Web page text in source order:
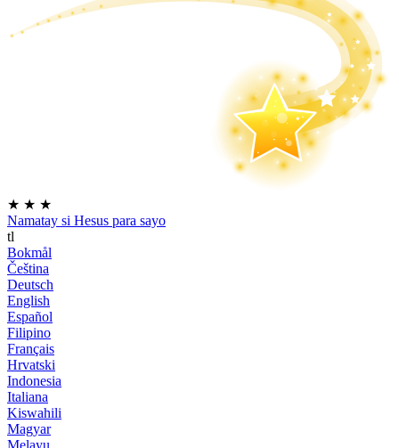
★ ★ ★
Namatay si Hesus para sayo
tl
Bokmål
Čeština
Deutsch
English
Español
Filipino
Français
Hrvatski
Indonesia
Italiana
Kiswahili
Magyar
Melayu